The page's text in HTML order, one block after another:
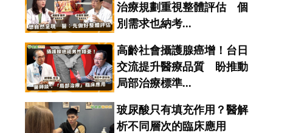
治療規劃重視整體評估 個
別需求也納考...
高齡社會攝護腺癌增！台日
交流提升醫療品質 盼推動
局部治療標準...
玻尿酸只有填充作用？醫解
析不同層次的臨床應用